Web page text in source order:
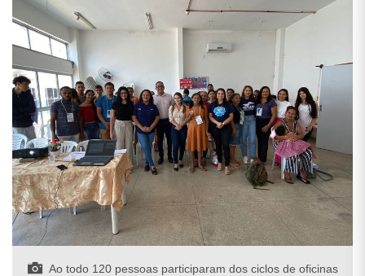
Ao todo 120 pessoas participaram dos ciclos de oficinas